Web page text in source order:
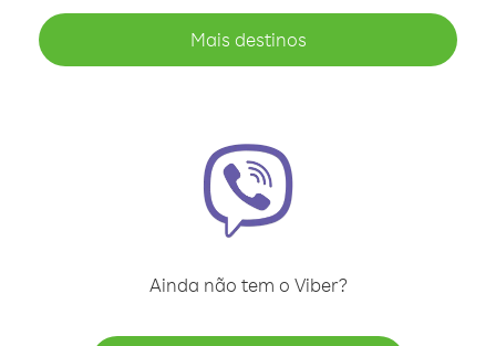
Mais destinos
Ainda não tem o Viber?